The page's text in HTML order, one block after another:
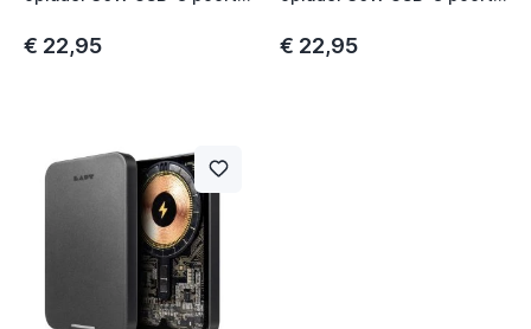
€ 22,95 € 22,95